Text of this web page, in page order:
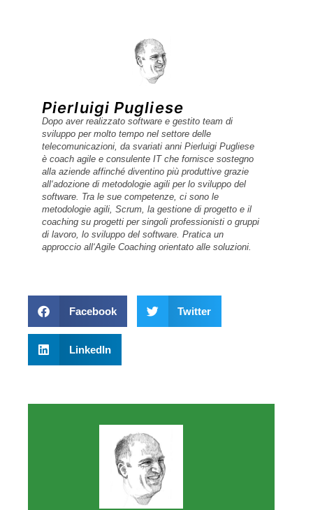
Pierluigi Pugliese
Dopo aver realizzato software e gestito team di
sviluppo per molto tempo nel settore delle
telecomunicazioni, da svariati anni Pierluigi Pugliese
è coach agile e consulente IT che fornisce sostegno
alla aziende affinché diventino più produttive grazie
all‘adozione di metodologie agili per lo sviluppo del
software. Tra le sue competenze, ci sono le
metodologie agili, Scrum, la gestione di progetto e il
coaching su progetti per singoli professionisti o gruppi
di lavoro, lo sviluppo del software. Pratica un
approccio all‘Agile Coaching orientato alle soluzioni.
Facebook Twitter
LinkedIn